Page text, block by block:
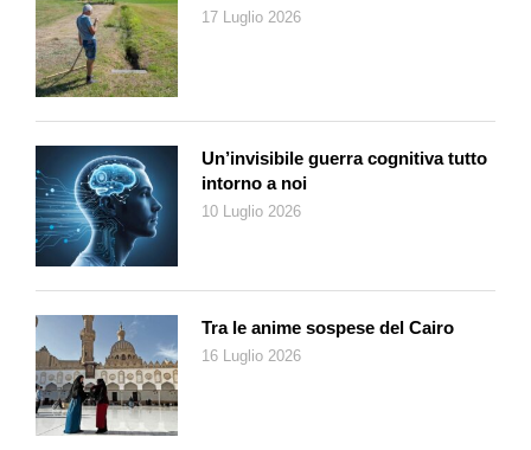
17 Luglio 2026
Un’invisibile guerra cognitiva tutto
intorno a noi
10 Luglio 2026
Tra le anime sospese del Cairo
16 Luglio 2026